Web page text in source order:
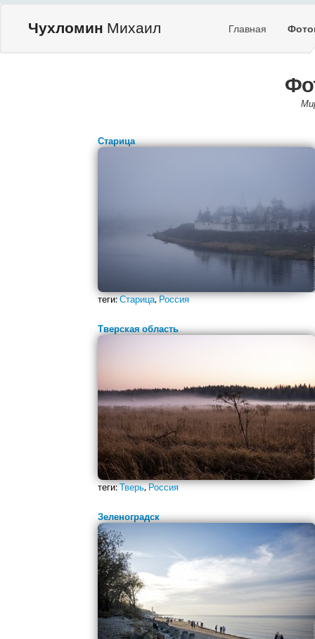
Чухломин Михаил Главная
Старица
теги:Старица,Россия
Тверская область
теги:Тверь,Россия
Зеленоградск